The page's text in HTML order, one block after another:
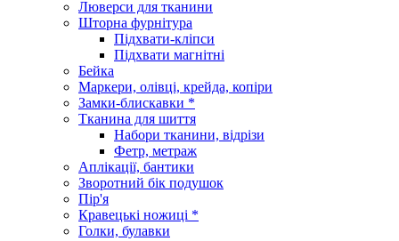
Люверси для тканини
Шторна фурнітура
Підхвати-кліпси
Підхвати магнітні
Бейка
Маркери, олівці, крейда, копіри
Замки-блискавки *
Тканина для шиття
Набори тканини, відрізи
Фетр, метраж
Аплікації, бантики
Зворотний бік подушок
Пір'я
Кравецькі ножиці *
Голки, булавки